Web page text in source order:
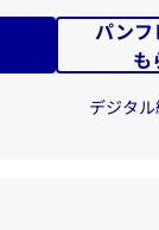
パンフ
も
デジタ